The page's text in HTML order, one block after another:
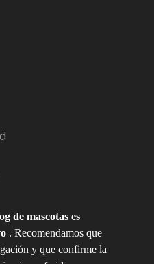
de mascotas es
. Recomendamos que
y que confirme la